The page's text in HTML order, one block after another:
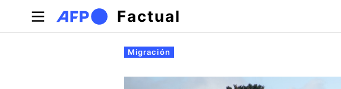
Pasar al contenido principal
Factual
Solapas principales
Migración